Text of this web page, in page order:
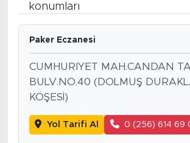
konumları
Paker Eczanesi
CUMHURIYET MAH.CANDAN
BULV.NO.40 (DOLMUŞ
KÖŞESİ)
Yol Tarifi Al 0 (256) 614 69